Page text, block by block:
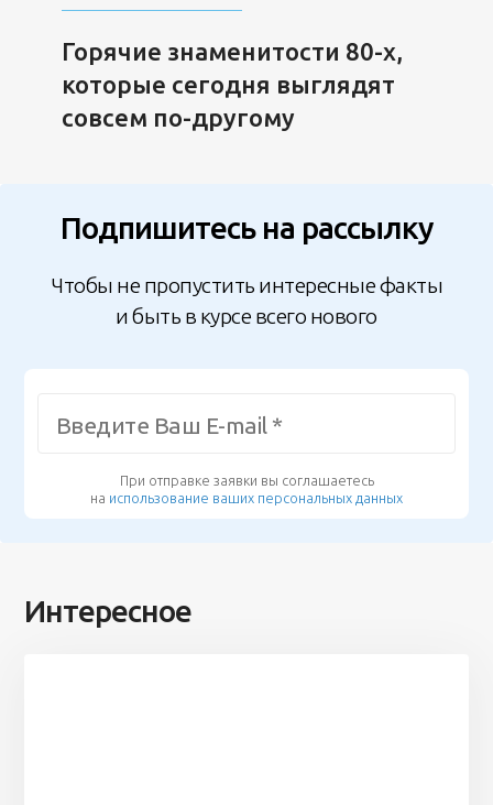
Горячие знаменитости 80-х,
которые сегодня выглядят
совсем по-другому
Подпишитесь на рассылку
Чтобы не пропустить интересные факты
и быть в курсе всего нового
При отправке заявки вы соглашаетесь
на использование ваших персональных данных
Интересное